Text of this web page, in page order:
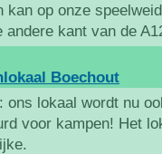
kan op onze
andere kant van de
Boechout
ons lokaal wordt nu
voor kampen! Het